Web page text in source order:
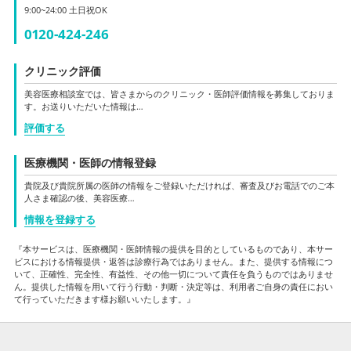
9:00~24:00 土日祝OK
0120-424-246
クリニック評価
美容医療相談室では、皆さまからのクリニック・医師評価情報を募集しておりま
す。お送りいただいた情報は…
評価する
医療機関・医師の情報登録
貴院及び貴院所属の医師の情報をご登録いただければ、審査及びお電話でのご本
人さま確認の後、美容医療…
情報を登録する
『本サービスは、医療機関・医師情報の提供を目的としているものであり、本サー
ビスにおける情報提供・返答は診療行為ではありません。また、提供する情報につ
いて、正確性、完全性、有益性、その他一切について責任を負うものではありませ
ん。提供した情報を用いて行う行動・判断・決定等は、利用者ご自身の責任におい
て行っていただきます様お願いいたします。』